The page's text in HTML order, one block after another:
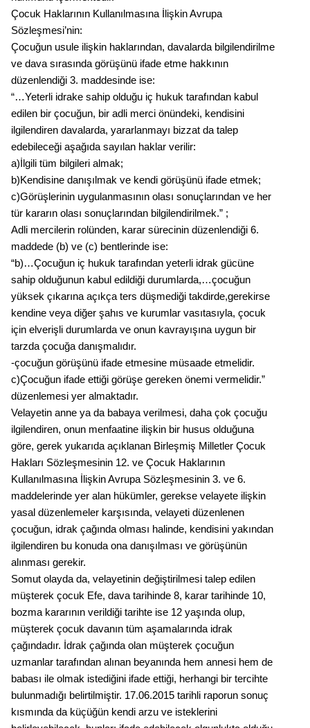
Çocuk Haklarının Kullanılmasına İlişkin Avrupa
Sözleşmesi’nin:
Çocuğun usule ilişkin haklarından, davalarda bilgilendirilme
ve dava sırasında görüşünü ifade etme hakkının
düzenlendiği 3. maddesinde ise:
“…Yeterli idrake sahip olduğu iç hukuk tarafından kabul
edilen bir çocuğun, bir adli merci önündeki, kendisini
ilgilendiren davalarda, yararlanmayı bizzat da talep
edebileceği aşağıda sayılan haklar verilir:
a)İlgili tüm bilgileri almak;
b)Kendisine danışılmak ve kendi görüşünü ifade etmek;
c)Görüşlerinin uygulanmasının olası sonuçlarından ve her
tür kararın olası sonuçlarından bilgilendirilmek.” ;
Adli mercilerin rolünden, karar sürecinin düzenlendiği 6.
maddede (b) ve (c) bentlerinde ise:
“b)…Çocuğun iç hukuk tarafından yeterli idrak gücüne
sahip olduğunun kabul edildiği durumlarda,…çocuğun
yüksek çıkarına açıkça ters düşmediği takdirde,gerekirse
kendine veya diğer şahıs ve kurumlar vasıtasıyla, çocuk
için elverişli durumlarda ve onun kavrayışına uygun bir
tarzda çocuğa danışmalıdır.
-çocuğun görüşünü ifade etmesine müsaade etmelidir.
c)Çocuğun ifade ettiği görüşe gereken önemi vermelidir.”
düzenlemesi yer almaktadır.
Velayetin anne ya da babaya verilmesi, daha çok çocuğu
ilgilendiren, onun menfaatine ilişkin bir husus olduğuna
göre, gerek yukarıda açıklanan Birleşmiş Milletler Çocuk
Hakları Sözleşmesinin 12. ve Çocuk Haklarının
Kullanılmasına İlişkin Avrupa Sözleşmesinin 3. ve 6.
maddelerinde yer alan hükümler, gerekse velayete ilişkin
yasal düzenlemeler karşısında, velayeti düzenlenen
çocuğun, idrak çağında olması halinde, kendisini yakından
ilgilendiren bu konuda ona danışılması ve görüşünün
alınması gerekir.
Somut olayda da, velayetinin değiştirilmesi talep edilen
müşterek çocuk Efe, dava tarihinde 8, karar tarihinde 10,
bozma kararının verildiği tarihte ise 12 yaşında olup,
müşterek çocuk davanın tüm aşamalarında idrak
çağındadır. İdrak çağında olan müşterek çocuğun
uzmanlar tarafından alınan beyanında hem annesi hem de
babası ile olmak istediğini ifade ettiği, herhangi bir tercihte
bulunmadığı belirtilmiştir. 17.06.2015 tarihli raporun sonuç
kısmında da küçüğün kendi arzu ve isteklerini